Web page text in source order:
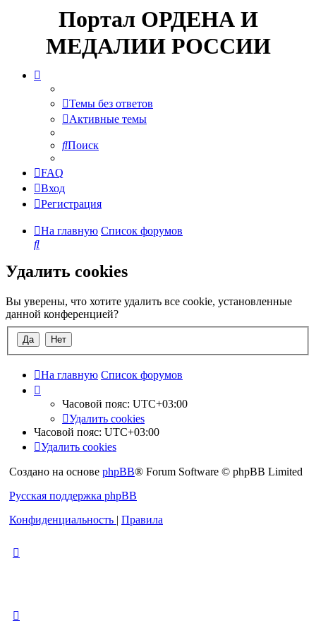
Портал ОРДЕНА И
МЕДАЛИИ РОССИИ
Темы без ответов
Активные темы
Поиск
FAQ
Вход
Регистрация
На главную Список форумов
Поиск
Удалить cookies
Вы уверены, что хотите удалить все cookie, установленные
данной конференцией?
На главную Список форумов
Часовой пояс: UTC+03:00
Удалить cookies
Часовой пояс: UTC+03:00
Удалить cookies
Создано на основе phpBB® Forum Software © phpBB Limited
Русская поддержка phpBB
Конфиденциальность | Правила